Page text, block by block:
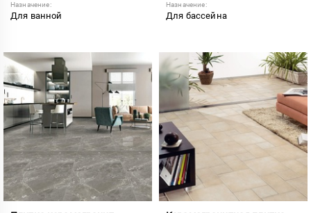
Назначение:
Для ванной
Назначение:
Для бассейна